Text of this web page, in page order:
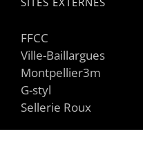
FFCC
Ville-Baillargues
Montpellier3m
G-styl
Sellerie Roux